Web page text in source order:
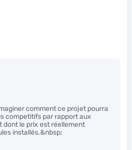
comment ce projet pourra
competitifs par rapport aux
le prix est réellement
installés.&nbsp;